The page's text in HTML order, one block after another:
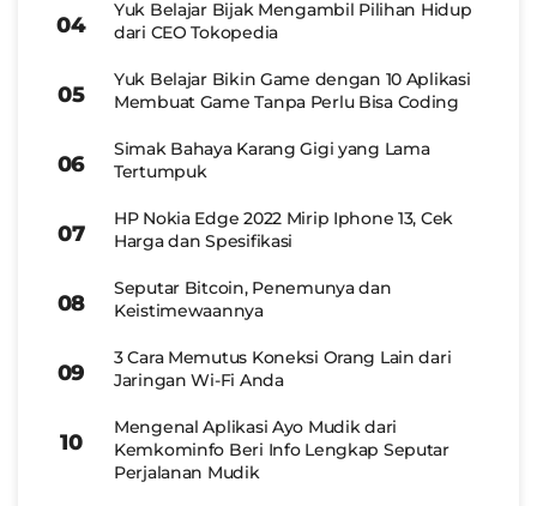
Yuk Belajar Bijak Mengambil Pilihan Hidup
dari CEO Tokopedia
Yuk Belajar Bikin Game dengan 10 Aplikasi
Membuat Game Tanpa Perlu Bisa Coding
Simak Bahaya Karang Gigi yang Lama
Tertumpuk
HP Nokia Edge 2022 Mirip Iphone 13, Cek
Harga dan Spesifikasi
Seputar Bitcoin, Penemunya dan
Keistimewaannya
3 Cara Memutus Koneksi Orang Lain dari
Jaringan Wi-Fi Anda
Mengenal Aplikasi Ayo Mudik dari
Kemkominfo Beri Info Lengkap Seputar
Perjalanan Mudik